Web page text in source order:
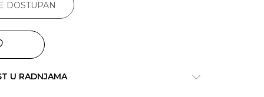
DOSTUPAN
U RADNJAMA